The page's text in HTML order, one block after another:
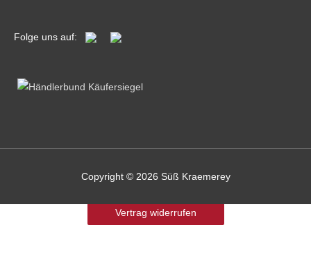
Folge uns auf:
Copyright © 2026 Süß Kraemerey
Vertrag widerrufen